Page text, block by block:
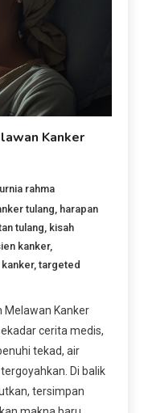
Kanker
rahma
tulang
harapan
tulang
kisah
kanker,
,targeted
Melawan Kanker
cerita medis,
tekad, air
Di balik
tersimpan